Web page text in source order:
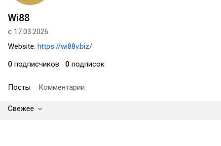
Wi88
с 17.03.2026
Website: https://wi88v.biz/
0 подписчиков 0 подписок
Посты Комментарии
Свежее